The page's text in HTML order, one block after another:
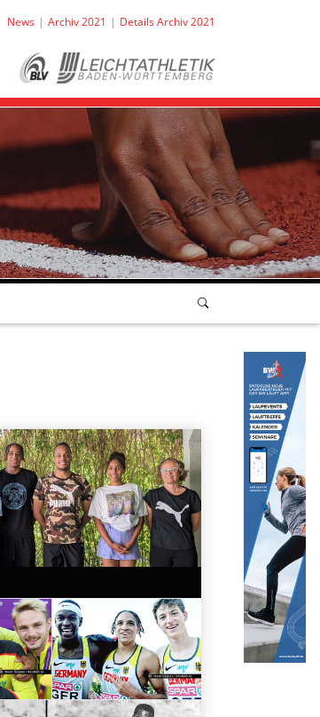
News Archiv 2021 Details Archiv 2021